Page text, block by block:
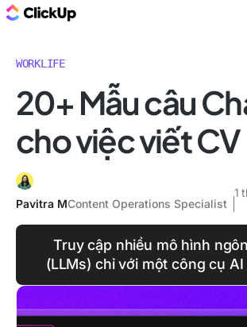
WORKLIFE
20+ Mẫu câu
cho việc viết CV
Pavitra MContent Operations Specialist
1
Truy cập nhiều mô hình
(LLMs) chỉ với một công cụ